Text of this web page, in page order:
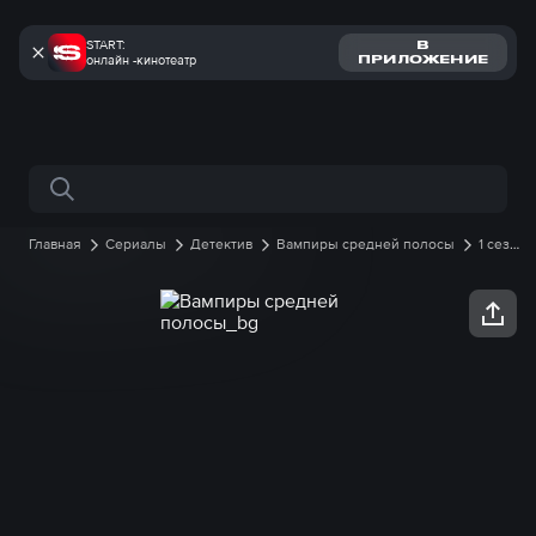
START:
онлайн -кинотеатр
В
ПРИЛОЖЕНИЕ
Поиск по сайту
Главная Сериалы Детектив Вампиры средней полосы
1 сезон